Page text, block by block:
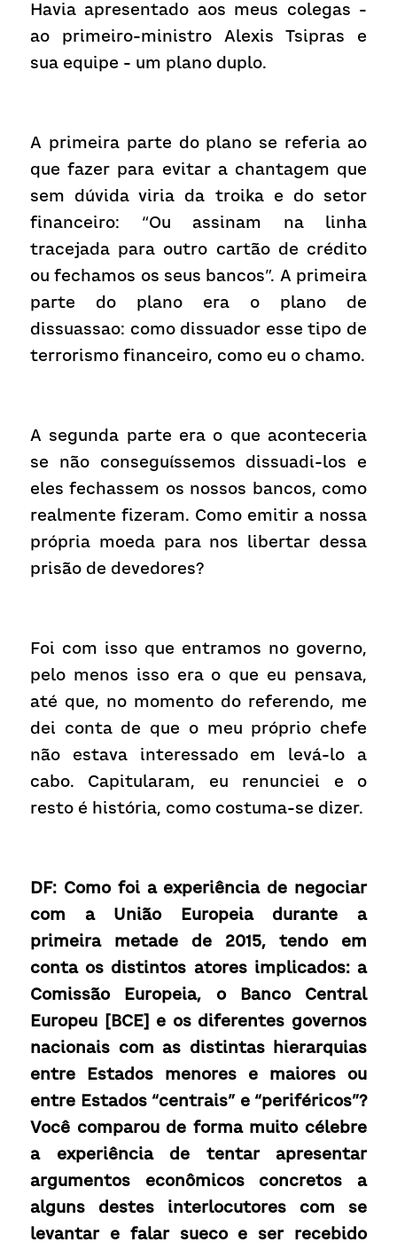
Havia apresentado aos meus colegas -
ao primeiro-ministro Alexis Tsipras e
sua equipe - um plano duplo.
A primeira parte do plano se referia ao
que fazer para evitar a chantagem que
sem dúvida viria da troika e do setor
financeiro: “Ou assinam na linha
tracejada para outro cartão de crédito
ou fechamos os seus bancos”. A primeira
parte do plano era o plano de
dissuassao: como dissuador esse tipo de
terrorismo financeiro, como eu o chamo.
A segunda parte era o que aconteceria
se não conseguíssemos dissuadi-los e
eles fechassem os nossos bancos, como
realmente fizeram. Como emitir a nossa
própria moeda para nos libertar dessa
prisão de devedores?
Foi com isso que entramos no governo,
pelo menos isso era o que eu pensava,
até que, no momento do referendo, me
dei conta de que o meu próprio chefe
não estava interessado em levá-lo a
cabo. Capitularam, eu renunciei e o
resto é história, como costuma-se dizer.
DF: Como foi a experiência de negociar
com a União Europeia durante a
primeira metade de 2015, tendo em
conta os distintos atores implicados: a
Comissão Europeia, o Banco Central
Europeu [BCE] e os diferentes governos
nacionais com as distintas hierarquias
entre Estados menores e maiores ou
entre Estados “centrais” e “periféricos”?
Você comparou de forma muito célebre
a experiência de tentar apresentar
argumentos econômicos concretos a
alguns destes interlocutores com se
levantar e falar sueco e ser recebido